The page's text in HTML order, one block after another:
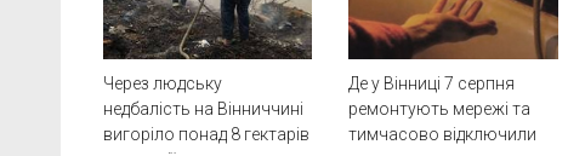
Через людську
недбалість на Вінниччині
вигоріло понад 8 гектарів
Де у Вінниці 7 серпня
ремонтують мережі та
тимчасово відключили